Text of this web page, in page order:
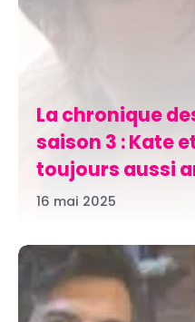
La chronique
saison 3 : Kate
toujours aussi
16 mai 2025